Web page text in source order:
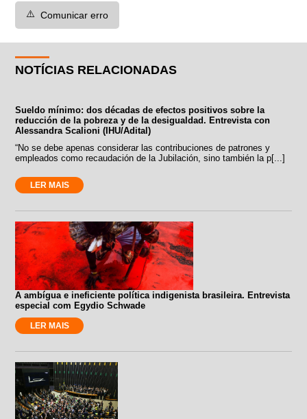
⚠️ Comunicar erro
NOTÍCIAS RELACIONADAS
Sueldo mínimo: dos décadas de efectos positivos sobre la
reducción de la pobreza y de la desigualdad. Entrevista con
Alessandra Scalioni (IHU/Adital)
“No se debe apenas considerar las contribuciones de patrones y
empleados como recaudación de la Jubilación, sino también la p[...]
LER MAIS
A ambígua e ineficiente política indigenista brasileira. Entrevista
especial com Egydio Schwade
LER MAIS